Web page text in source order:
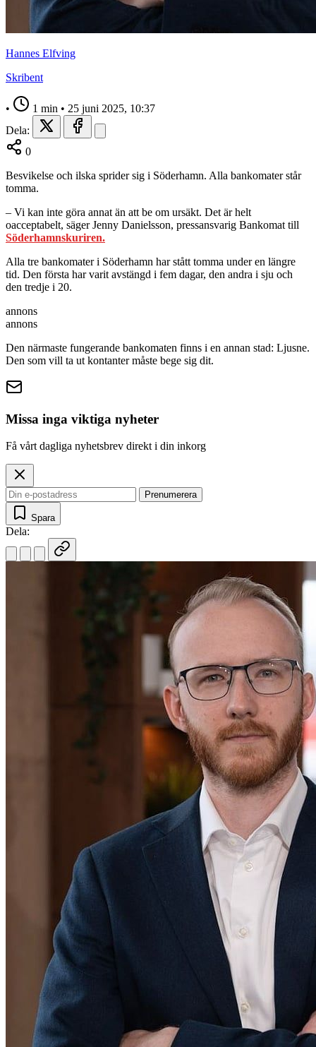
Hannes Elfving
Skribent
• 1 min • 25 juni 2025, 10:37
Dela:
0
Besvikelse och ilska sprider sig i Söderhamn. Alla bankomater står
tomma.
– Vi kan inte göra annat än att be om ursäkt. Det är helt
oacceptabelt, säger Jenny Danielsson, pressansvarig Bankomat till
Söderhamnskuriren.
Alla tre bankomater i Söderhamn har stått tomma under en längre
tid. Den första har varit avstängd i fem dagar, den andra i sju och
den tredje i 20.
annons
annons
Den närmaste fungerande bankomaten finns i en annan stad: Ljusne.
Den som vill ta ut kontanter måste bege sig dit.
Missa inga viktiga nyheter
Få vårt dagliga nyhetsbrev direkt i din inkorg
Prenumerera
Spara
Dela: